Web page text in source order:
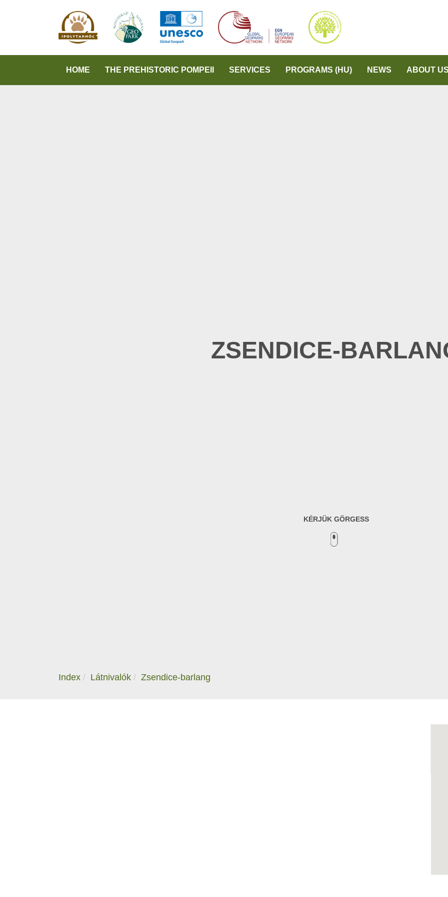
HOME THE PREHISTORIC POMPEII SERVICES PROGRAMS (HU) NEWS ABOUT
ZSENDICE-
KÉRJÜK GÖRGESS
Index Látnivalók Zsendice-barlang